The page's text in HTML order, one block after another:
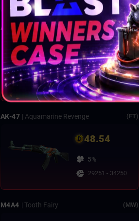
AK-47 | Jaguar (FT)
73.25
4%
10251 - 14250
AK-47 | Aquamarine Revenge (FT)
48.54
5%
29251 - 34250
M4A4 | Tooth Fairy (MW)